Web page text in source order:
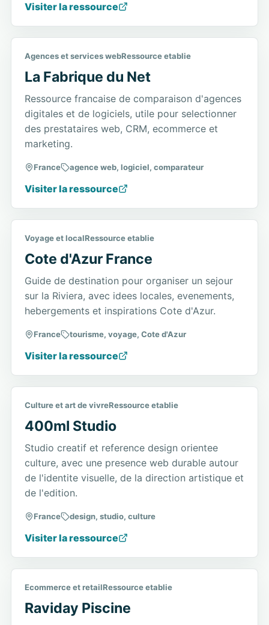
Visiter la ressource
Agences et services webRessource etablie
La Fabrique du Net
Ressource francaise de comparaison d'agences
digitales et de logiciels, utile pour selectionner
des prestataires web, CRM, ecommerce et
marketing.
France agence web, logiciel, comparateur
Visiter la ressource
Voyage et localRessource etablie
Cote d'Azur France
Guide de destination pour organiser un sejour
sur la Riviera, avec idees locales, evenements,
hebergements et inspirations Cote d'Azur.
France tourisme, voyage, Cote d'Azur
Visiter la ressource
Culture et art de vivreRessource etablie
400ml Studio
Studio creatif et reference design orientee
culture, avec une presence web durable autour
de l'identite visuelle, de la direction artistique et
de l'edition.
France design, studio, culture
Visiter la ressource
Ecommerce et retailRessource etablie
Raviday Piscine